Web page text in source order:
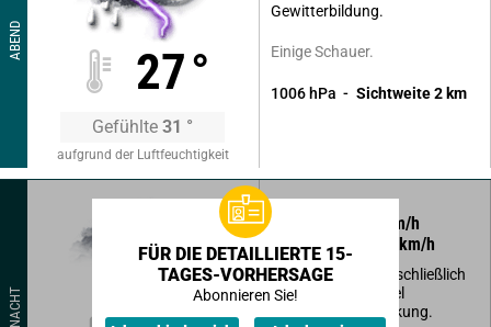
ABEND
27°
Gefühlte 31 °
aufgrund der Luftfeuchtigkeit
Gewitterbildung.
Einige Schauer.
1006 hPa Sichtweite 2 km
NACHT
km/h
Böen zu
km/h
Tiefstehende, sich schließlich
am Boden als Nebel
absetzende Bewölkung.
FÜR DIE DETAILLIERTE 15-
TAGES-VORHERSAGE
Abonnieren Sie!